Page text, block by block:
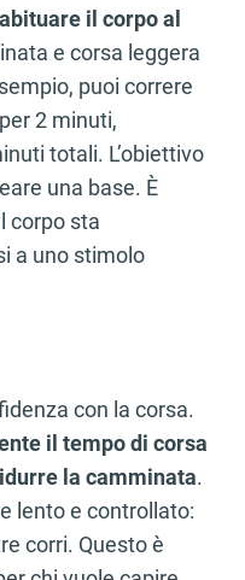
il corpo al
e corsa leggera
puoi correre
2 minuti,
totali. L’obiettivo
una base. È
corpo sta
a uno stimolo
con la corsa.
il tempo di corsa
la camminata.
lento e controllato:
corri. Questo è